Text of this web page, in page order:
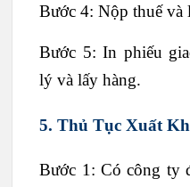
Bước 4: Nộp thuế và
Bước 5: In phiếu
lý và lấy hàng.
5. Thủ Tục Xuất
Bước 1: Có công ty